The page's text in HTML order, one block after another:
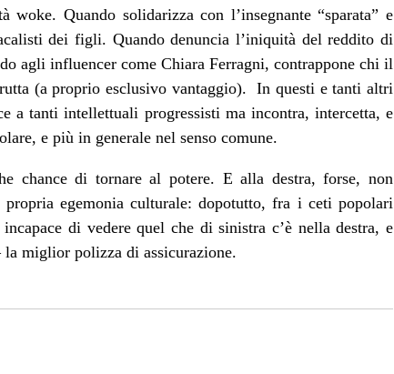
Quando solidarizza con l’insegnante “sparata” e
dei figli. Quando denuncia l’iniquità del reddito di
agli influencer come Chiara Ferragni, contrappone chi il
(a proprio esclusivo vantaggio). In questi e tanti altri
a tanti intellettuali progressisti ma incontra, intercetta, e
e più in generale nel senso comune.
chance di tornare al potere. E alla destra, forse, non
egemonia culturale: dopotutto, fra i ceti popolari
di vedere quel che di sinistra c’è nella destra, e
miglior polizza di assicurazione.